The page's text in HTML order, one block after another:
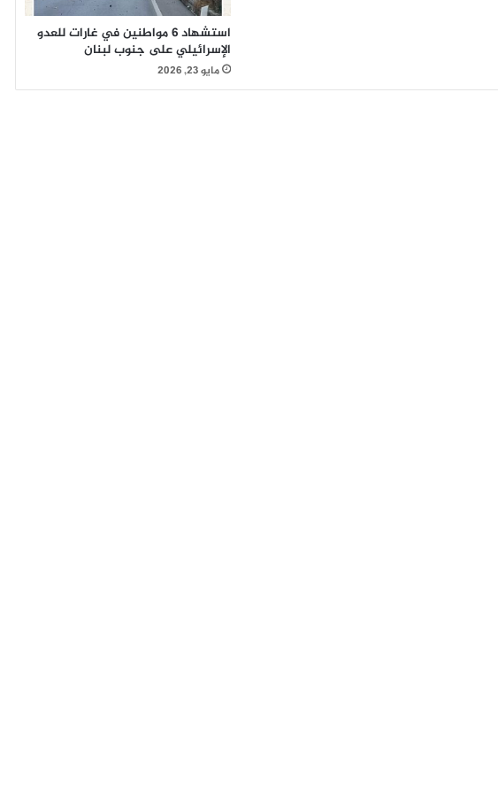
استشهاد 6 مواطنين في غارات للعدو
الإسرائيلي على جنوب لبنان
مايو 23, 2026